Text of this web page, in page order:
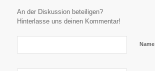
An der Diskussion beteiligen?
Hinterlasse uns deinen Kommentar!
Name